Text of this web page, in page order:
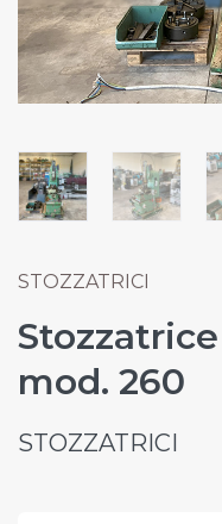
STOZZATRICI
mod. 260
STOZZATRICI